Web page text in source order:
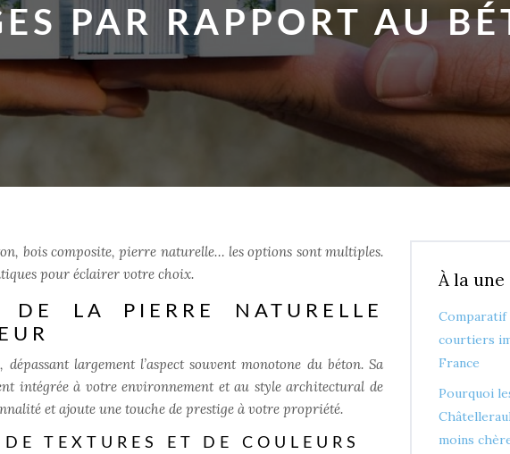
PAR RAPPORT AU
bois composite, pierre naturelle… les options sont multiples.
pour éclairer votre choix.
DE LA PIERRE NATURELLE
largement l’aspect souvent monotone du béton. Sa
intégrée à votre environnement et au style architectural de
et ajoute une touche de prestige à votre propriété.
TEXTURES ET DE COULEURS
À la une
Comparatif
courtiers
France
Pourquoi
moins